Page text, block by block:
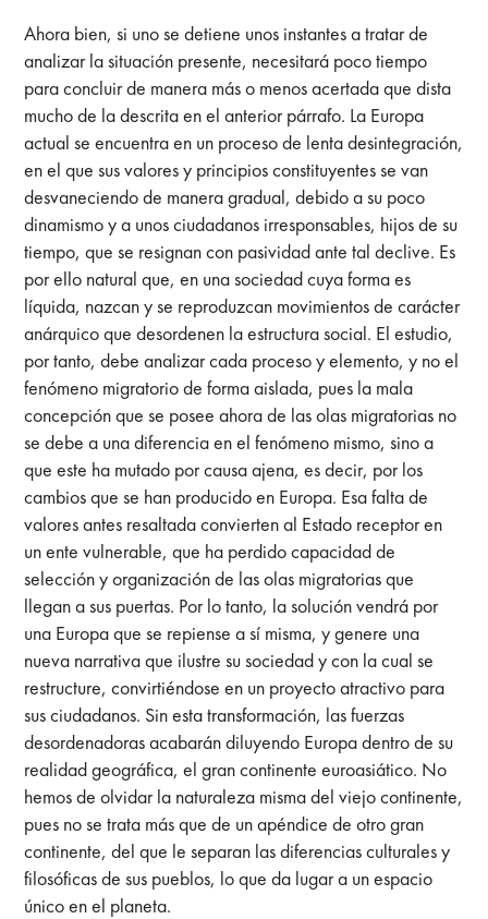
Ahora bien, si uno se detiene unos instantes a tratar de
analizar la situación presente, necesitará poco tiempo
para concluir de manera más o menos acertada que dista
mucho de la descrita en el anterior párrafo. La Europa
actual se encuentra en un proceso de lenta desintegración,
en el que sus valores y principios constituyentes se van
desvaneciendo de manera gradual, debido a su poco
dinamismo y a unos ciudadanos irresponsables, hijos de su
tiempo, que se resignan con pasividad ante tal declive. Es
por ello natural que, en una sociedad cuya forma es
líquida, nazcan y se reproduzcan movimientos de carácter
anárquico que desordenen la estructura social. El estudio,
por tanto, debe analizar cada proceso y elemento, y no el
fenómeno migratorio de forma aislada, pues la mala
concepción que se posee ahora de las olas migratorias no
se debe a una diferencia en el fenómeno mismo, sino a
que este ha mutado por causa ajena, es decir, por los
cambios que se han producido en Europa. Esa falta de
valores antes resaltada convierten al Estado receptor en
un ente vulnerable, que ha perdido capacidad de
selección y organización de las olas migratorias que
llegan a sus puertas. Por lo tanto, la solución vendrá por
una Europa que se repiense a sí misma, y genere una
nueva narrativa que ilustre su sociedad y con la cual se
restructure, convirtiéndose en un proyecto atractivo para
sus ciudadanos. Sin esta transformación, las fuerzas
desordenadoras acabarán diluyendo Europa dentro de su
realidad geográfica, el gran continente euroasiático. No
hemos de olvidar la naturaleza misma del viejo continente,
pues no se trata más que de un apéndice de otro gran
continente, del que le separan las diferencias culturales y
filosóficas de sus pueblos, lo que da lugar a un espacio
único en el planeta.